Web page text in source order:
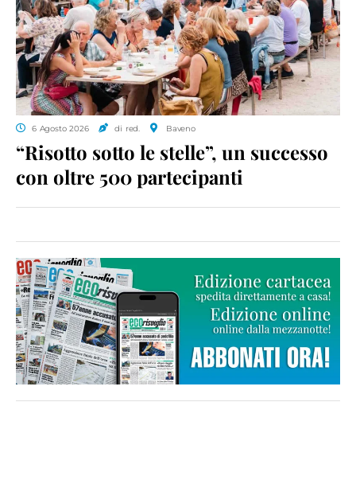
6 Agosto 2026 di red. Baveno
“Risotto sotto le stelle”, un successo
con oltre 500 partecipanti